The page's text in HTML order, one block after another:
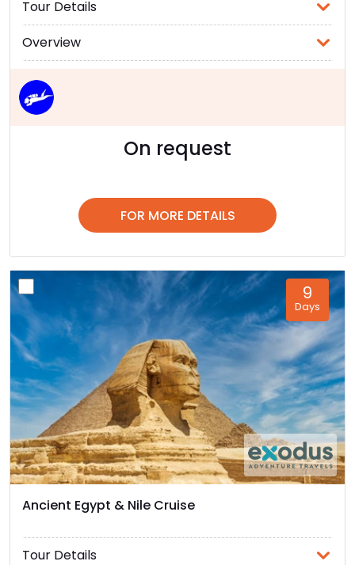
Tour Details
Overview
On request
FOR MORE DETAILS
9
Days
Ancient Egypt & Nile Cruise
Tour Details